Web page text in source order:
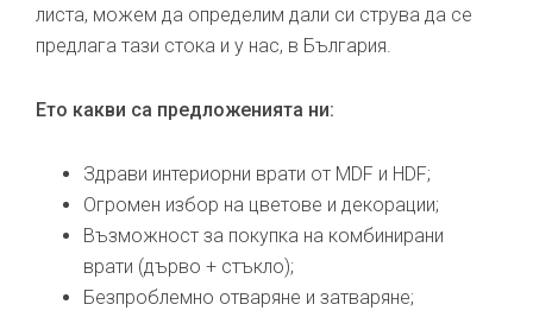
листа, можем да определим дали си струва да се
предлага тази стока и у нас, в България.
Ето какви са предложенията ни:
Здрави интериорни врати от MDF и HDF;
Огромен избор на цветове и декорации;
Възможност за покупка на комбинирани
врати (дърво + стъкло);
Безпроблемно отваряне и затваряне;